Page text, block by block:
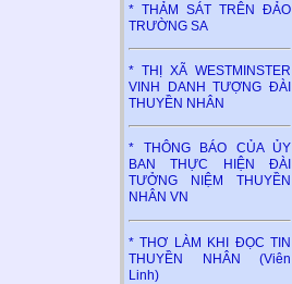
* THẢM SÁT TRÊN ĐẢO
TRƯỜNG SA
* THỊ XÃ WESTMINSTER
VINH DANH TƯỢNG ĐÀI
THUYỀN NHÂN
* THÔNG BÁO CỦA ỦY
BAN THỰC HIỆN ĐÀI
TƯỞNG NIỆM THUYỀN
NHÂN VN
* THƠ LÀM KHI ĐỌC TIN
THUYỀN NHÂN (Viên
Linh)